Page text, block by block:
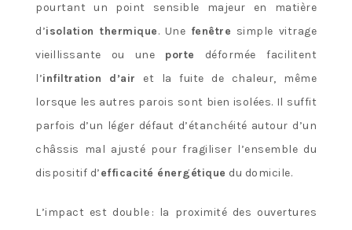
pourtant un point sensible majeur en matière
d’isolation thermique. Une fenêtre simple vitrage
vieillissante ou une porte
déformée facilitent
l’infiltration d’air
et la fuite de chaleur, même
lorsque les autres parois sont bien isolées. Il suffit
parfois d’un léger défaut d’étanchéité autour d’un
châssis mal ajusté pour fragiliser l’ensemble du
dispositif d’efficacité énergétique du domicile.
L’impact est double : la proximité des ouvertures